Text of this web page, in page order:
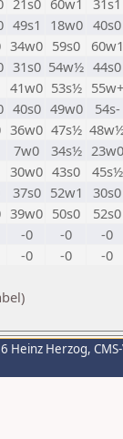
21s0 60w1
31s1
49s1 18w0 40s0
34w0 59s0 60w1
31s0 54w½ 44s0
41w0 53s½ 55w+
40s0 49w0
54s-
36w0 47s½
7w0 34s½ 23w0
30w0 43s0
45s½
37s0 52w1
30s0
39w0 50s0
52s0
-0 -0
-0
-0 -0
-0
Heinz Herzog,